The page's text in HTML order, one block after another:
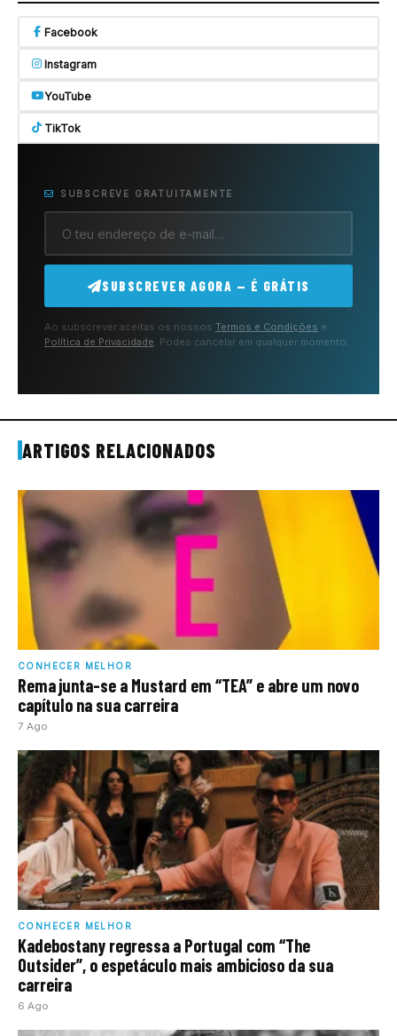
Facebook
Instagram
YouTube
TikTok
SUBSCREVE GRATUITAMENTE
SUBSCREVER AGORA — É GRÁTIS
Ao subscrever aceitas os nossos Termos e Condições e
Política de Privacidade. Podes cancelar em qualquer momento.
ARTIGOS RELACIONADOS
CONHECER MELHOR
Rema junta-se a Mustard em “TEA” e abre um novo
capítulo na sua carreira
7 Ago
CONHECER MELHOR
Kadebostany regressa a Portugal com “The
Outsider”, o espetáculo mais ambicioso da sua
carreira
6 Ago